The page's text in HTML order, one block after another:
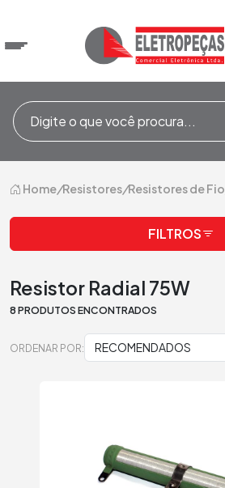
Home/Resistores/Resistores de Fio
FILTROS
Resistor Radial 75W
8 PRODUTOS ENCONTRADOS
ORDENAR POR: